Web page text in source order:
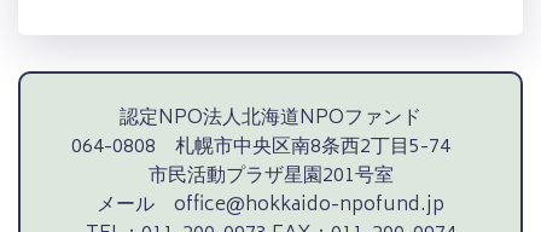
認定NPO法人北海道NPOファンド
064-0808 札幌市中央区南8条西2丁目5-74
市民活動プラザ星園201号室
メール office@hokkaido-npofund.jp